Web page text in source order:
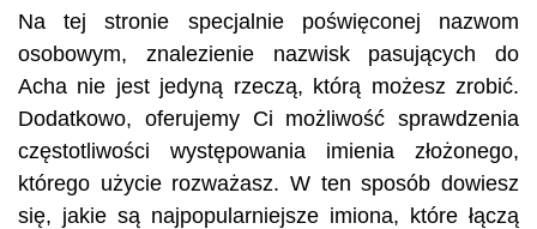
Na tej stronie specjalnie poświęconej nazwom
osobowym, znalezienie nazwisk pasujących do
Acha nie jest jedyną rzeczą, którą możesz zrobić.
Dodatkowo, oferujemy Ci możliwość sprawdzenia
częstotliwości występowania imienia złożonego,
którego użycie rozważasz. W ten sposób dowiesz
się, jakie są najpopularniejsze imiona, które łączą